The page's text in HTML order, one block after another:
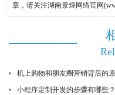
章，请关注湖南景煌网络官网
机上购物和朋友圈营销背后的
小程序定制开发的步骤有哪些